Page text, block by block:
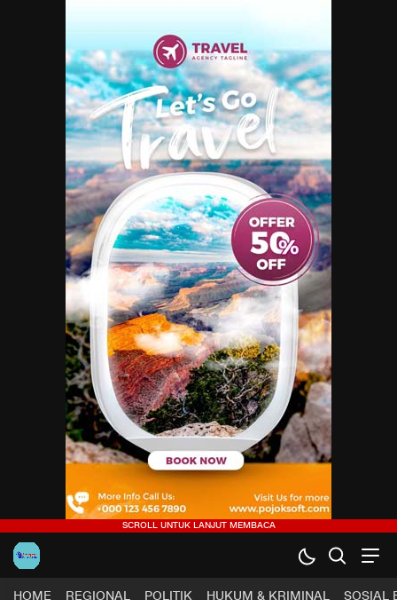
HOME REGIONAL POLITIK HUKUM & KRIMINAL SOSIAL